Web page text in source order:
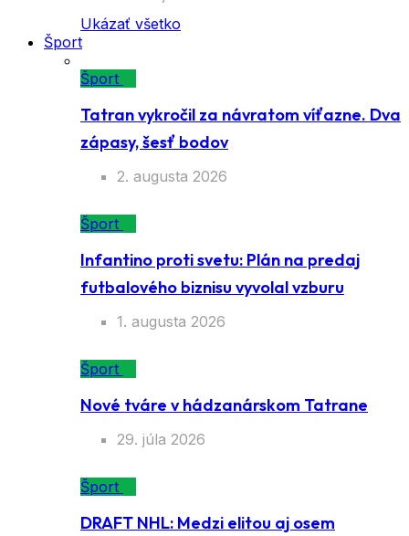
Ukázať všetko
Šport
Šport
Tatran vykročil za návratom víťazne. Dva
zápasy, šesť bodov
2. augusta 2026
Šport
Infantino proti svetu: Plán na predaj
futbalového biznisu vyvolal vzburu
1. augusta 2026
Šport
Nové tváre v hádzanárskom Tatrane
29. júla 2026
Šport
DRAFT NHL: Medzi elitou aj osem